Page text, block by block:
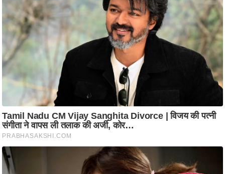
मी
क्षा
ध
र्म
ज्यो
ति
प्र
भु
म
हि
मा
/